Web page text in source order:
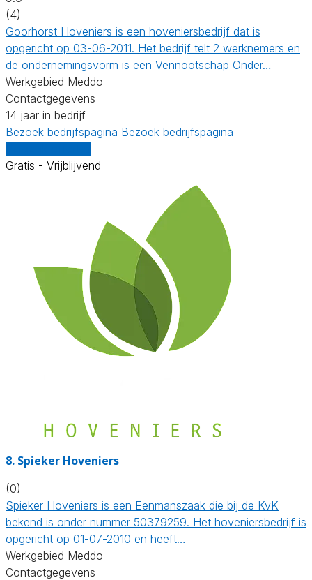
(4)
Goorhorst Hoveniers is een hoveniersbedrijf dat is
opgericht op 03-06-2011. Het bedrijf telt 2 werknemers en
de ondernemingsvorm is een Vennootschap Onder…
Werkgebied Meddo
Contactgegevens
14 jaar in bedrijf
Bezoek bedrijfspagina Bezoek bedrijfspagina
Gratis - Vrijblijvend
8. Spieker Hoveniers
(0)
Spieker Hoveniers is een Eenmanszaak die bij de KvK
bekend is onder nummer 50379259. Het hoveniersbedrijf is
opgericht op 01-07-2010 en heeft…
Werkgebied Meddo
Contactgegevens